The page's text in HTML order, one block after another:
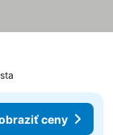
ceny